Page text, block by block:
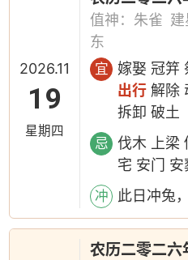
2026.11
19
星期四
值神：朱雀 建
东
宜
嫁娶 冠笄
出行 解除
拆卸 破土
忌
伐木 上梁
宅 安门 安
冲 此日冲兔
农历二零二六